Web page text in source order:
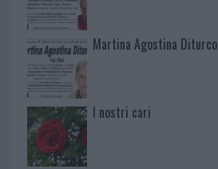
Martina Agostina Diturco
I nostri cari